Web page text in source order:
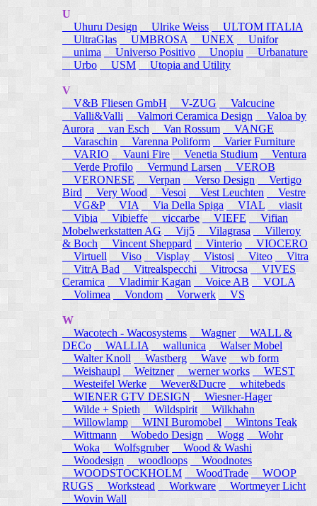
U
Uhuru Design
Ulrike Weiss
ULTOM ITALIA
UltraGlas
UMBROSA UNEX
Unifor
unima
Universo Positivo Unopiu
Urbanature
Urbo
USM Utopia and Utility
V
V&B Fliesen GmbH
V-ZUG
Valcucine
Valli&Valli
Valmori Ceramica Design
Valoa by
Aurora
van Esch Van Rossum
VANGE
Varaschin
Varenna Poliform
Varier Furniture
VARIO
Vauni Fire Venetia Studium
Ventura
Verde Profilo
Vermund Larsen
VEROB
VERONESE
Verpan Verso Design
Vertigo
Bird
Very Wood Vesoi Vest Leuchten
Vestre
VG&P
VIA Via Della Spiga VIAL
viasit
Vibia
Vibieffe viccarbe VIEFE
Vifian
Mobelwerkstatten AG
Vij5 Vilagrasa
Villeroy
& Boch
Vincent Sheppard Vinterio
VIOCERO
Virtuell
Viso Visplay Vistosi Viteo
Vitra
VitrA Bad
Vitrealspecchi Vitrocsa
VIVES
Ceramica
Vladimir Kagan Voice AB
VOLA
Volimea
Vondom Vorwerk VS
W
Wacotech - Wacosystems
Wagner
WALL &
DECo
WALLIA wallunica
Walser Mobel
Walter Knoll
Wastberg Wave
wb form
Weishaupl
Weitzner werner works
WEST
Westeifel Werke
Wever&Ducre
whitebeds
WIENER GTV DESIGN
Wiesner-Hager
Wilde + Spieth
Wildspirit
Wilkhahn
Willowlamp
WINI Buromobel
Wintons Teak
Wittmann
Wobedo Design Wogg
Wohr
Woka
Wolfsgruber
Wood & Washi
Woodesign
woodloops
Woodnotes
WOODSTOCKHOLM
WoodTrade
WOOP
RUGS
Workstead Workware
Wortmeyer Licht
Wovin Wall